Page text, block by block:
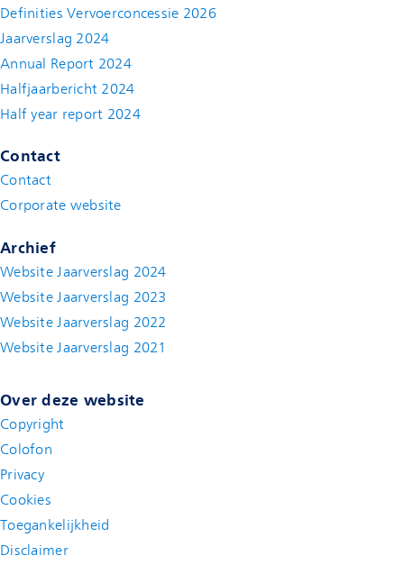
Definities Vervoerconcessie 2026
Jaarverslag 2024
Annual Report 2024
Halfjaarbericht 2024
Half year report 2024(new window)
Contact
Contact
Corporate website
Archief
Website Jaarverslag 2024
Website Jaarverslag 2023
Website Jaarverslag 2022
Website Jaarverslag 2021
Over deze website
Copyright
Colofon
Privacy
Cookies
Toegankelijkheid
Disclaimer(new window)